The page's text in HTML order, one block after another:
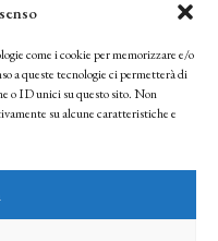
come i cookie per memorizzare e/o
a queste tecnologie ci permetterà di
o ID unici su questo sito. Non
su alcune caratteristiche e
saranno trattate
Matteucci